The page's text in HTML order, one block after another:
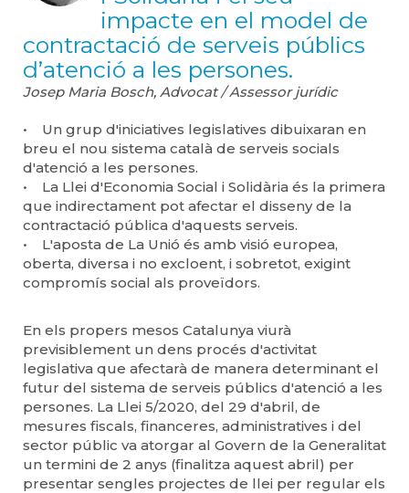
impacte en el model de
contractació de serveis públics
d’atenció a les persones.
Josep Maria Bosch, Advocat / Assessor jurídic
• Un grup d'iniciatives legislatives dibuixaran en
breu el nou sistema català de serveis socials
d'atenció a les persones.
• La Llei d'Economia Social i Solidària és la primera
que indirectament pot afectar el disseny de la
contractació pública d'aquests serveis.
• L'aposta de La Unió és amb visió europea,
oberta, diversa i no excloent, i sobretot, exigint
compromís social als proveïdors.
En els propers mesos Catalunya viurà
previsiblement un dens procés d'activitat
legislativa que afectarà de manera determinant el
futur del sistema de serveis públics d'atenció a les
persones. La Llei 5/2020, del 29 d'abril, de
mesures fiscals, financeres, administratives i del
sector públic va atorgar al Govern de la Generalitat
un termini de 2 anys (finalitza aquest abril) per
presentar sengles projectes de llei per regular els